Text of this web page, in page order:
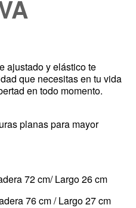
ajustado y elástico te
que necesitas en tu vida
en todo momento.
planas para mayor
72 cm/ Largo 26 cm
76 cm / Largo 27 cm